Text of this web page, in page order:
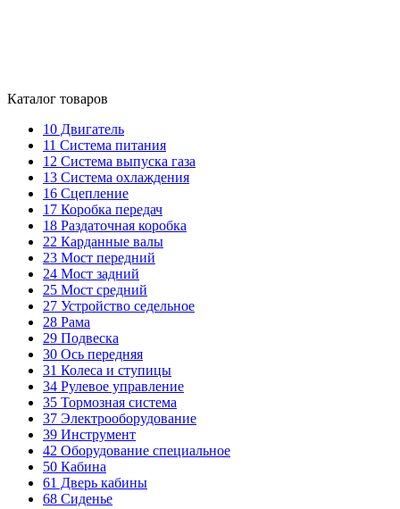
Каталог товаров
10 Двигатель
11 Система питания
12 Система выпуска газа
13 Система охлаждения
16 Сцепление
17 Коробка передач
18 Раздаточная коробка
22 Карданные валы
23 Мост передний
24 Мост задний
25 Мост средний
27 Устройство седельное
28 Рама
29 Подвеска
30 Ось передняя
31 Колеса и ступицы
34 Рулевое управление
35 Тормозная система
37 Электрооборудование
39 Инструмент
42 Оборудование специальное
50 Кабина
61 Дверь кабины
68 Сиденье